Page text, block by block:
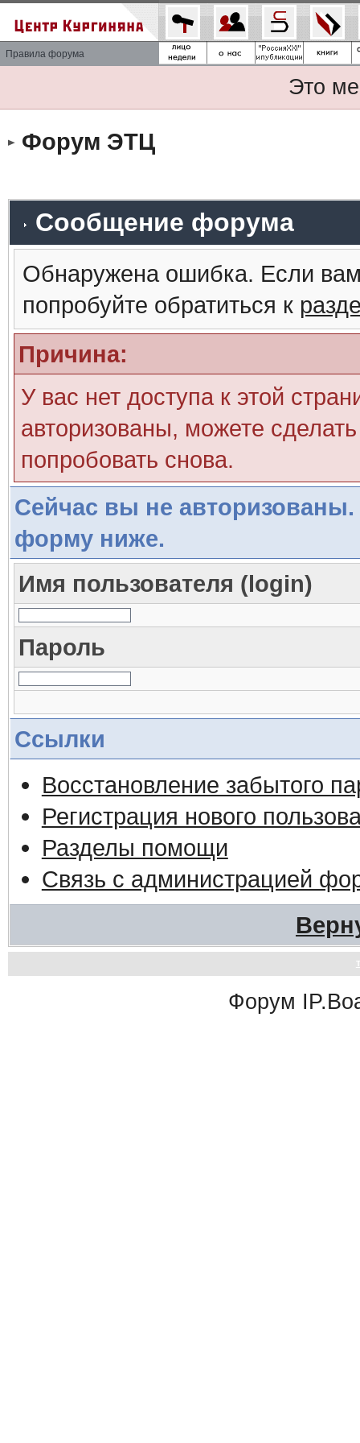
Правила форума
Это
Форум ЭТЦ
Сообщение форума
Обнаружена ошибка. Если
попробуйте обратиться к
Причина:
У вас нет доступа к этой
авторизованы, можете
попробовать снова.
Сейчас вы не авторизованы.
форму ниже.
Имя пользователя (login)
Пароль
Ссылки
Восстановление забытого
Регистрация нового
Разделы помощи
Связь с администрацией
Форум